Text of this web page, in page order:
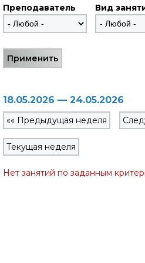
Преподаватель Вид
18.05.2026 — 24.05.2026
«« Предыдущая неделя
Текущая неделя
Нет занятий по заданным